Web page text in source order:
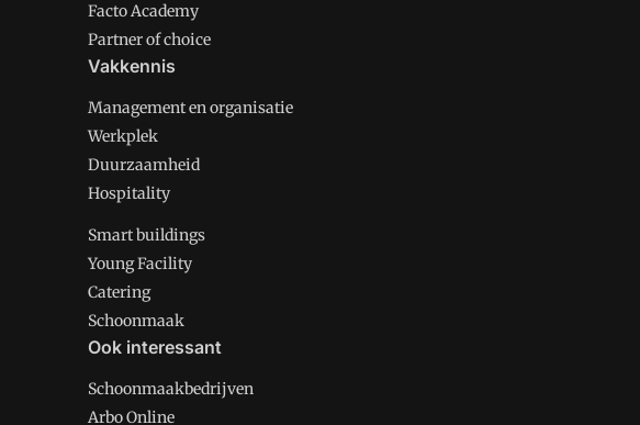
Facto Academy
Partner of choice
Vakkennis
Management en organisatie
Werkplek
Duurzaamheid
Hospitality
Smart buildings
Young Facility
Catering
Schoonmaak
Ook interessant
Schoonmaakbedrijven
Arbo Online